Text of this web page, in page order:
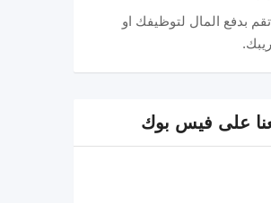
تقم بدفع المال لتوظيفك او
على فيس بوك